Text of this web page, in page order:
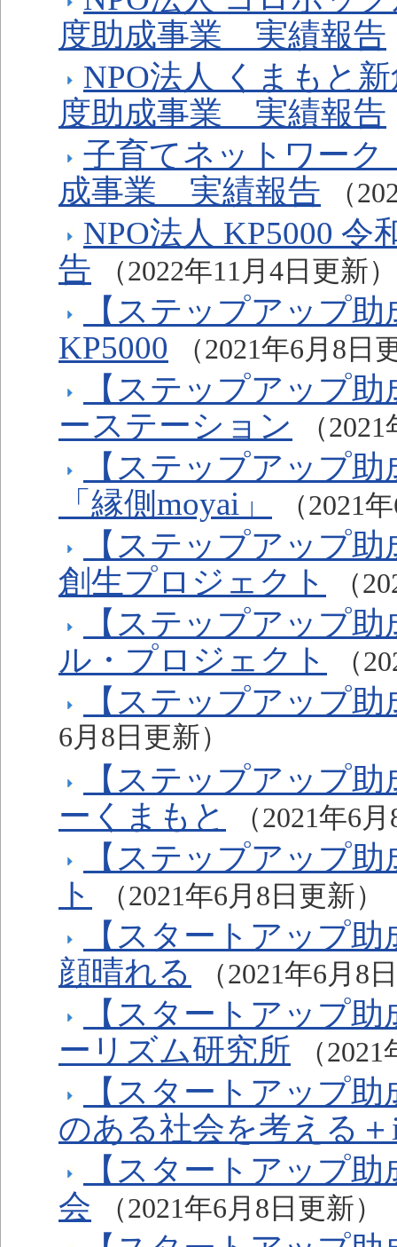
度助成事業 実績報告
NPO法人 くまもと
度助成事業 実績報告
子育てネットワーク
成事業 実績報告
（
NPO法人 KP5000
告
（2022年11月4日更新）
【ステップアップ
KP5000
（2021年6月8日
【ステップアップ
ーステーション
（
【ステップアップ
「縁側moyai」
（2021
【ステップアップ
創生プロジェクト
（
【ステップアップ
ル・プロジェクト
（
【ステップアップ
6月8日更新）
【ステップアップ
ーくまもと
（2021年6
【ステップアップ
ト
（2021年6月8日更新）
【スタートアップ
顔晴れる
（2021年6月8
【スタートアップ
ーリズム研究所
（
【スタートアップ
のある社会を考える
【スタートアップ
会
（2021年6月8日更新）